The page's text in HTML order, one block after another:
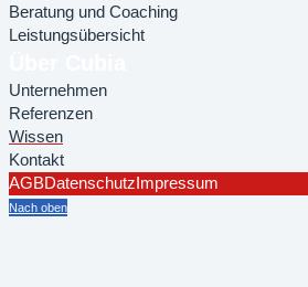
Beratung und Coaching
Leistungsübersicht
Unternehmen
Referenzen
Wissen
Kontakt
AGBDatenschutz Impressum
Nach oben